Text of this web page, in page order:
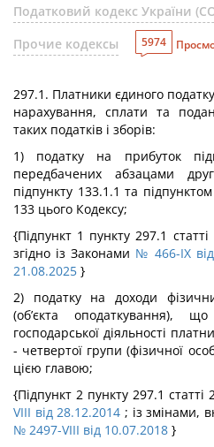
Податковий кодекс України
Прочие кодексы
5974
297.1. Платники єдиного
нарахування, сплати та
таких податків і зборів:
1) податку на прибуток
передбачених абзацами
підпункту 133.1.1 та
133 цього Кодексу;
{Підпункт 1 пункту 297.1
згідно із Законами № 466-IX
21.08.2025 }
2) податку на доходи
(об’єкта оподаткування),
господарської діяльності
- четвертої групи (фізичної
цією главою;
{Підпункт 2 пункту 297.1 статті
VIII від 28.12.2014 ; із змінами,
№ 2497-VIII від 10.07.2018 }